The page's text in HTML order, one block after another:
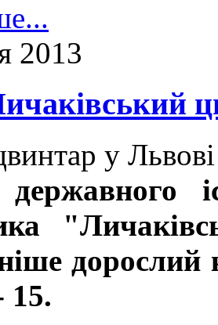
2013
дорослий
15.